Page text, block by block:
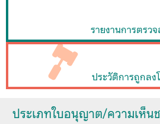
รายงานการตรว
ประวัติการถูกล
ประเภทใบอนุญาต/ความเห็น